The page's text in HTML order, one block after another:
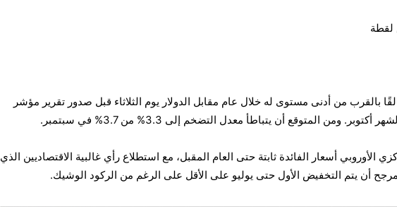
بالقرب من أدنى مستوى له خلال عام مقابل الدولار يوم الثلاثاء قبل صدور تقرير مؤشر
ومن المتوقع أن يتباطأ معدل التضخم إلى 3.3% من 3.7% في سبتمبر.
الأوروبي أسعار الفائدة ثابتة حتى العام المقبل، مع استطلاع رأي غالبية الاقتصاديين الذي
أن يتم التخفيض الأول حتى يوليو على الأقل على الرغم من الركود الوشيك.